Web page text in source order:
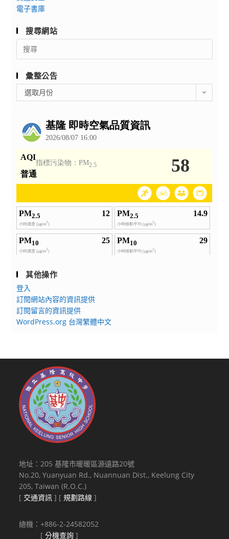
電子書庫
搜尋網站
Search
for:
彙整公告
整
選取月份
其他操作
登入
訂閱網站內容的資訊提供
訂閱留言的資訊提供
WordPress.org 台灣繁體中文
地址：205 基隆市暖暖區源遠路20號
No.20, Yuanyuan Rd., Nuannuan Dist., Keelung City
205, Taiwan (R.O.C.)
[ 交通資訊 ] [規劃路線 ]
總機：+886-2-24582052
[分機查詢 ]